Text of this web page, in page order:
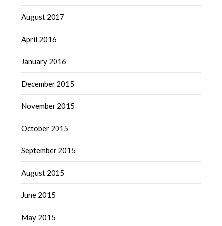
August 2017
April 2016
January 2016
December 2015
November 2015
October 2015
September 2015
August 2015
June 2015
May 2015